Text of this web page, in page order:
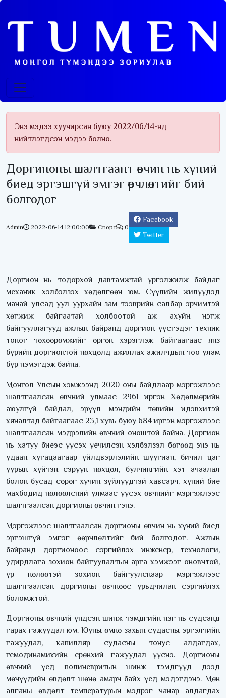
Энэ мэдээ хуучирсан буюу 2022/06/14-нд
нийтлэгдсэн мэдээ болно.
Доргиноны шалтгаант өвчин нь хүний
биед эргэшгүй эмгэг өөрчлөлтийг бий
болгодог
Admin 2022-06-14 12:00:00 Спорт 0
Facebook
Twitter
Доргион нь тодорхой давтамжтай үргэлжилж байдаг
механик хэлбэлзэх хөдөлгөөн юм. Сүүлийн жилүүдэд
манай улсад уул уурхайн зам тээврийн салбар эрчимтэй
хөгжиж байгаатай холбоотой аж ахуйн нэгж
байгууллагууд ажлын байранд доргион үүсгэдэг техник
тоног төхөөрөмжийг өргөн хэрэглэж байгаагаас янз
бүрийн доргионтой нөхцөлд ажиллах ажилчдын тоо улам
бүр нэмэгдэж байна.
Монгол Улсын хэмжээнд 2020 оны байдлаар мэргэжлээс
шалтгаалсан өвчний улмаас 2961 иргэн Хөдөлмөрийн
аюулгүй байдал, эрүүл мэндийн төвийн идэвхитэй
хяналтад байгаагаас 23,1 хувь буюу 684 иргэн мэргэжлээс
шалтгаалсан мэдрэлийн өвчний оноштой байна. Доргион
нь хатуу биеэс үүсэх үечилсэн хэлбэлзэл бөгөөд энэ нь
удаан хугацаагаар үйлдвэрлэлийн шуугиан, бичил цаг
уурын хүйтэн сэрүүн нөхцөл, булчингийн хэт ачаалал
болон бусад сөрөг хүчин зүйлүүдтэй хавсарч, хүний бие
махбодид нөлөөлсний улмаас үүсэх өвчнийг мэргэжлээс
шалтгаалсан доргионы өвчин гэнэ.
Мэргэжлээс шалтгаалсан доргионы өвчин нь хүний биед
эргэшгүй эмгэг өөрчлөлтийг бий болгодог. Ажлын
байранд доргионоос сэргийлэх инженер, технологи,
удирдлага-зохион байгуулалтын арга хэмжээг оновчтой,
үр нөлөөтэй зохион байгуулснаар мэргэжлээс
шалтгаалсан доргионы өвчнөөс урьдчилан сэргийлэх
боломжтой.
Доргионы өвчний үндсэн шинж тэмдгийн нэг нь судсанд
гарах гажуудал юм. Юуны өмнө захын судасны эргэлтийн
гажуудал, капилляр судасны тонус алдагдах,
гемодинамикийн ерөнхий гажуудал үүснэ. Доргионы
өвчний үед полиневритын шинж тэмдгүүд дээд
мөчүүдийн өвдөлт шөнө амарч байх үед мэдэгдэнэ. Мөн
алганы өвдөлт температурын мэдрэг чанар алдагдах